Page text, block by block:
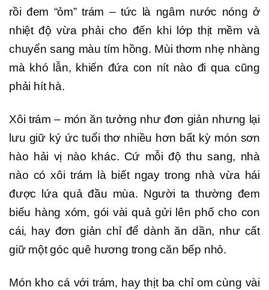
rồi đem “ỏm” trám – tức là ngâm nước nóng ở
nhiệt độ vừa phải cho đến khi lớp thịt mềm và
chuyển sang màu tím hồng. Mùi thơm nhẹ nhàng
mà khó lẫn, khiến đứa con nít nào đi qua cũng
phải hít hà.
Xôi trám – món ăn tưởng như đơn giản nhưng lại
lưu giữ ký ức tuổi thơ nhiều hơn bất kỳ món sơn
hào hải vị nào khác. Cứ mỗi độ thu sang, nhà
nào có xôi trám là biết ngay trong nhà vừa hái
được lứa quả đầu mùa. Người ta thường đem
biếu hàng xóm, gói vài quả gửi lên phố cho con
cái, hay đơn giản chỉ để dành ăn dần, như cất
giữ một góc quê hương trong căn bếp nhỏ.
Món kho cá với trám, hay thịt ba chỉ om cùng vài